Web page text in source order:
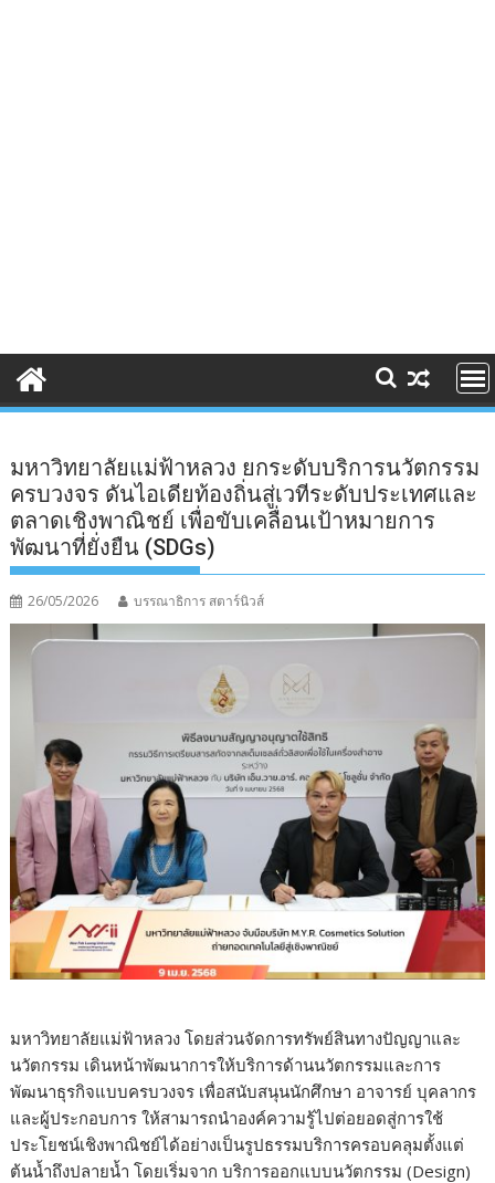
มหาวิทยาลัยแม่ฟ้าหลวง ยกระดับบริการนวัตกรรม
ครบวงจร ดันไอเดียท้องถิ่นสู่เวทีระดับประเทศและ
ตลาดเชิงพาณิชย์ เพื่อขับเคลื่อนเป้าหมายการ
พัฒนาที่ยั่งยืน (SDGs)
26/05/2026 บรรณาธิการ สตาร์นิวส์
มหาวิทยาลัยแม่ฟ้าหลวง โดยส่วนจัดการทรัพย์สินทางปัญญาและ
นวัตกรรม เดินหน้าพัฒนาการให้บริการด้านนวัตกรรมและการ
พัฒนาธุรกิจแบบครบวงจร เพื่อสนับสนุนนักศึกษา อาจารย์ บุคลากร
และผู้ประกอบการ ให้สามารถนำองค์ความรู้ไปต่อยอดสู่การใช้
ประโยชน์เชิงพาณิชย์ได้อย่างเป็นรูปธรรมบริการครอบคลุมตั้งแต่
ต้นน้ำถึงปลายน้ำ โดยเริ่มจากบริการออกแบบนวัตกรรม (Design)